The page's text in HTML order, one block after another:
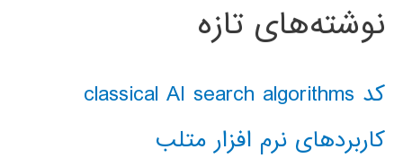
نوشته‌های تازه
کد classical AI search algorithms
کاربردهای نرم افزار متلب